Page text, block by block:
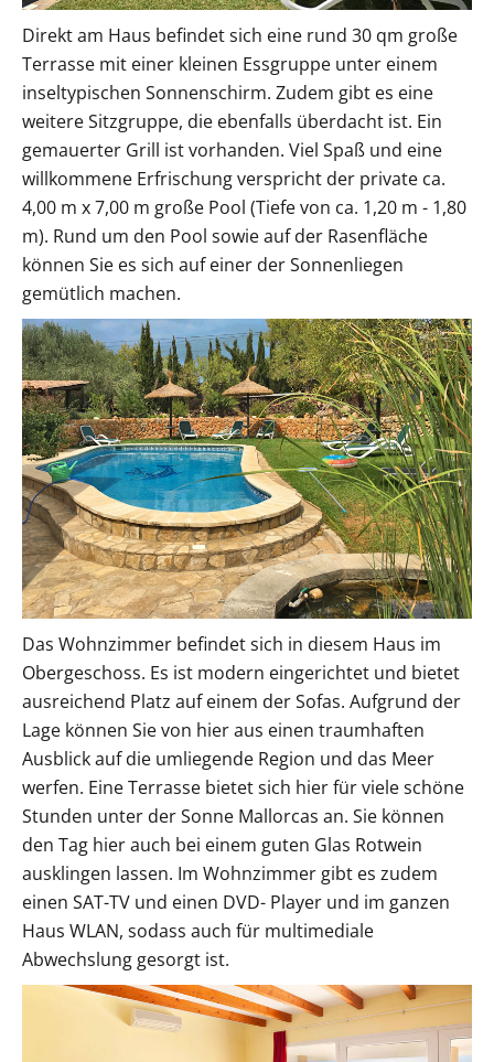
Direkt am Haus befindet sich eine rund 30 qm große
Terrasse mit einer kleinen Essgruppe unter einem
inseltypischen Sonnenschirm. Zudem gibt es eine
weitere Sitzgruppe, die ebenfalls überdacht ist. Ein
gemauerter Grill ist vorhanden. Viel Spaß und eine
willkommene Erfrischung verspricht der private ca.
4,00 m x 7,00 m große Pool (Tiefe von ca. 1,20 m - 1,80
m). Rund um den Pool sowie auf der Rasenfläche
können Sie es sich auf einer der Sonnenliegen
gemütlich machen.
Das Wohnzimmer befindet sich in diesem Haus im
Obergeschoss. Es ist modern eingerichtet und bietet
ausreichend Platz auf einem der Sofas. Aufgrund der
Lage können Sie von hier aus einen traumhaften
Ausblick auf die umliegende Region und das Meer
werfen. Eine Terrasse bietet sich hier für viele schöne
Stunden unter der Sonne Mallorcas an. Sie können
den Tag hier auch bei einem guten Glas Rotwein
ausklingen lassen. Im Wohnzimmer gibt es zudem
einen SAT-TV und einen DVD- Player und im ganzen
Haus WLAN, sodass auch für multimediale
Abwechslung gesorgt ist.